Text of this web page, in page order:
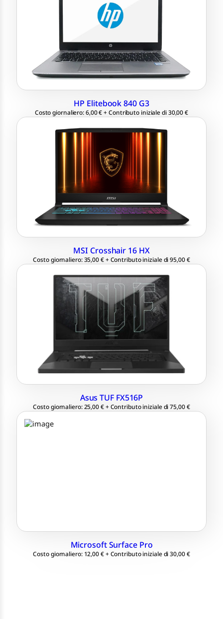
HP Elitebook 840 G3
Costo giornaliero: 6,00 € + Contributo iniziale di 30,00 €
Intel Core i5-6300U 2.60 GHz
SSD 256 GB M.2
Windows 11 Professional 64 bit
MSI Crosshair 16 HX
Costo giornaliero: 35,00 € + Contributo iniziale di 95,00 €
16″ Quad HD+ 2560×1600
Intel® Core™ Ultra 7 255HX
Ram 32 GB, SSD 512 GB
Nvidia RTX 5070 8 GB
Windows 11 Professional 64 bit
Asus TUF FX516P
Costo giornaliero: 25,00 € + Contributo iniziale di 75,00 €
15,6″ Full HD 1920×1080
Intel® Core™ i7-11370H
Ram 24 GB, SSD 512 GB / 1 TB
RTX 3050Ti 4 GB / 3060 6 GB / 3070 8 GB
Microsoft Surface Pro
Costo giornaliero: 12,00 € + Contributo iniziale di 30,00 €